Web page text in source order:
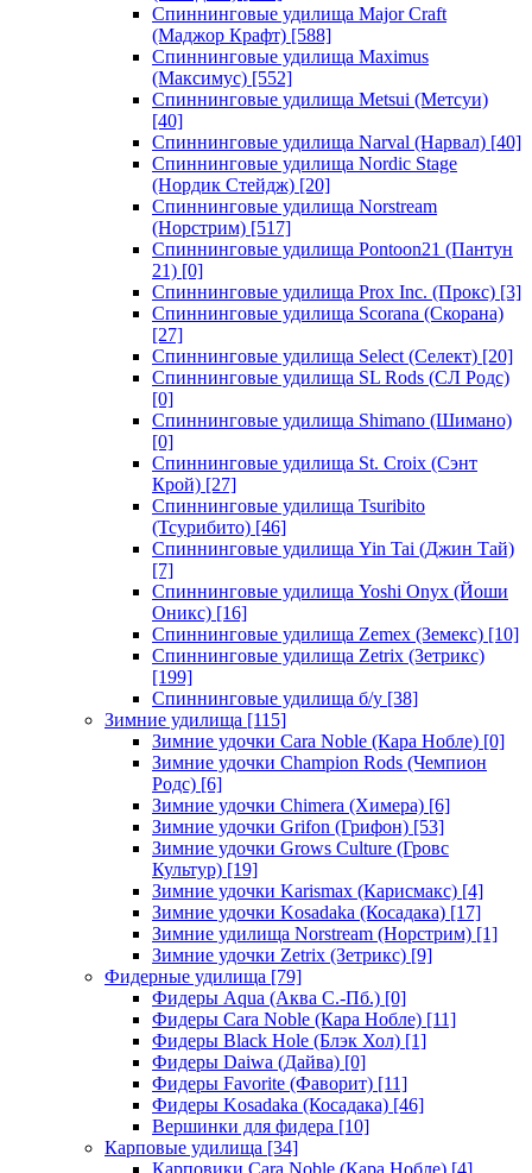
Спиннинговые удилища Major Craft
(Маджор Крафт) [588]
Спиннинговые удилища Maximus
(Максимус) [552]
Спиннинговые удилища Metsui (Метсуи)
[40]
Спиннинговые удилища Narval (Нарвал) [40]
Спиннинговые удилища Nordic Stage
(Нордик Стейдж) [20]
Спиннинговые удилища Norstream
(Норстрим) [517]
Спиннинговые удилища Pontoon21 (Пантун
21) [0]
Спиннинговые удилища Prox Inc. (Прокс) [3]
Спиннинговые удилища Scorana (Скорана)
[27]
Спиннинговые удилища Select (Селект) [20]
Спиннинговые удилища SL Rods (СЛ Родс)
[0]
Спиннинговые удилища Shimano (Шимано)
[0]
Спиннинговые удилища St. Croix (Сэнт
Крой) [27]
Спиннинговые удилища Tsuribito
(Тсурибито) [46]
Спиннинговые удилища Yin Tai (Джин Тай)
[7]
Спиннинговые удилища Yoshi Onyx (Йоши
Оникс) [16]
Спиннинговые удилища Zemex (Земекс) [10]
Спиннинговые удилища Zetrix (Зетрикс)
[199]
Спиннинговые удилища б/у [38]
Зимние удилища [115]
Зимние удочки Cara Noble (Кара Нобле) [0]
Зимние удочки Champion Rods (Чемпион
Родс) [6]
Зимние удочки Chimera (Химера) [6]
Зимние удочки Grifon (Грифон) [53]
Зимние удочки Grows Culture (Гровс
Культур) [19]
Зимние удочки Karismax (Карисмакс) [4]
Зимние удочки Kosadaka (Косадака) [17]
Зимние удилища Norstream (Норстрим) [1]
Зимние удочки Zetrix (Зетрикс) [9]
Фидерные удилища [79]
Фидеры Aqua (Аква С.-Пб.) [0]
Фидеры Cara Noble (Кара Нобле) [11]
Фидеры Black Hole (Блэк Хол) [1]
Фидеры Daiwa (Дайва) [0]
Фидеры Favorite (Фаворит) [11]
Фидеры Kosadaka (Косадака) [46]
Вершинки для фидера [10]
Карповые удилища [34]